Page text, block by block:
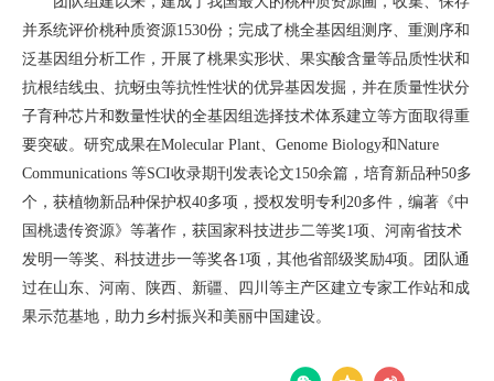
并系统评价桃种质资源1530份；完成了桃全基因组测序、重测序和
泛基因组分析工作，开展了桃果实形状、果实酸含量等品质性状和
抗根结线虫、抗蚜虫等抗性性状的优异基因发掘，并在质量性状分
子育种芯片和数量性状的全基因组选择技术体系建立等方面取得重
要突破。研究成果在Molecular Plant、Genome Biology和Nature
Communications 等SCI收录期刊发表论文150余篇，培育新品种50多
个，获植物新品种保护权40多项，授权发明专利20多件，编著《中
国桃遗传资源》等著作，获国家科技进步二等奖1项、河南省技术
发明一等奖、科技进步一等奖各1项，其他省部级奖励4项。团队通
过在山东、河南、陕西、新疆、四川等主产区建立专家工作站和成
果示范基地，助力乡村振兴和美丽中国建设。